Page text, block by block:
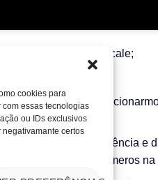
cookies para
essas tecnologias
ou IDs exclusivos
certos
– Home – Modify – Scale;
o comando e
de um ponto de referência
introduzir os números